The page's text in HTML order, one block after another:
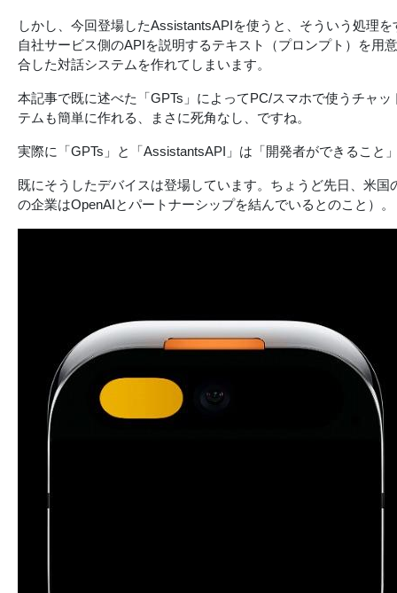
しかし、今回登場したAssistantsAPIを使うと、そういう処理
自社サービス側のAPIを説明するテキスト（プロンプト）を
合した対話システムを作れてしまいます。
本記事で既に述べた「GPTs」によってPC/スマホで使うチャ
テムも簡単に作れる、まさに死角なし、ですね。
実際に「GPTs」と「AssistantsAPI」は「開発者ができること
既にそうしたデバイスは登場しています。ちょうど先日、米
の企業はOpenAIとパートナーシップを結んでいるとのこと）。